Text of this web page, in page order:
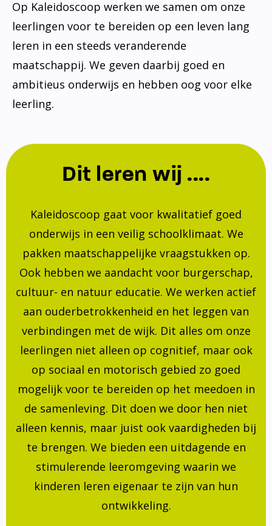
Op Kaleidoscoop werken we samen om onze
leerlingen voor te bereiden op een leven lang
leren in een steeds veranderende
maatschappij. We geven daarbij goed en
ambitieus onderwijs en hebben oog voor elke
leerling.
Dit leren wij ....
Kaleidoscoop gaat voor kwalitatief goed
onderwijs in een veilig schoolklimaat. We
pakken maatschappelijke vraagstukken op.
Ook hebben we aandacht voor burgerschap,
cultuur- en natuur educatie. We werken actief
aan ouderbetrokkenheid en het leggen van
verbindingen met de wijk. Dit alles om onze
leerlingen niet alleen op cognitief, maar ook
op sociaal en motorisch gebied zo goed
mogelijk voor te bereiden op het meedoen in
de samenleving. Dit doen we door hen niet
alleen kennis, maar juist ook vaardigheden bij
te brengen. We bieden een uitdagende en
stimulerende leeromgeving waarin we
kinderen leren eigenaar te zijn van hun
ontwikkeling.